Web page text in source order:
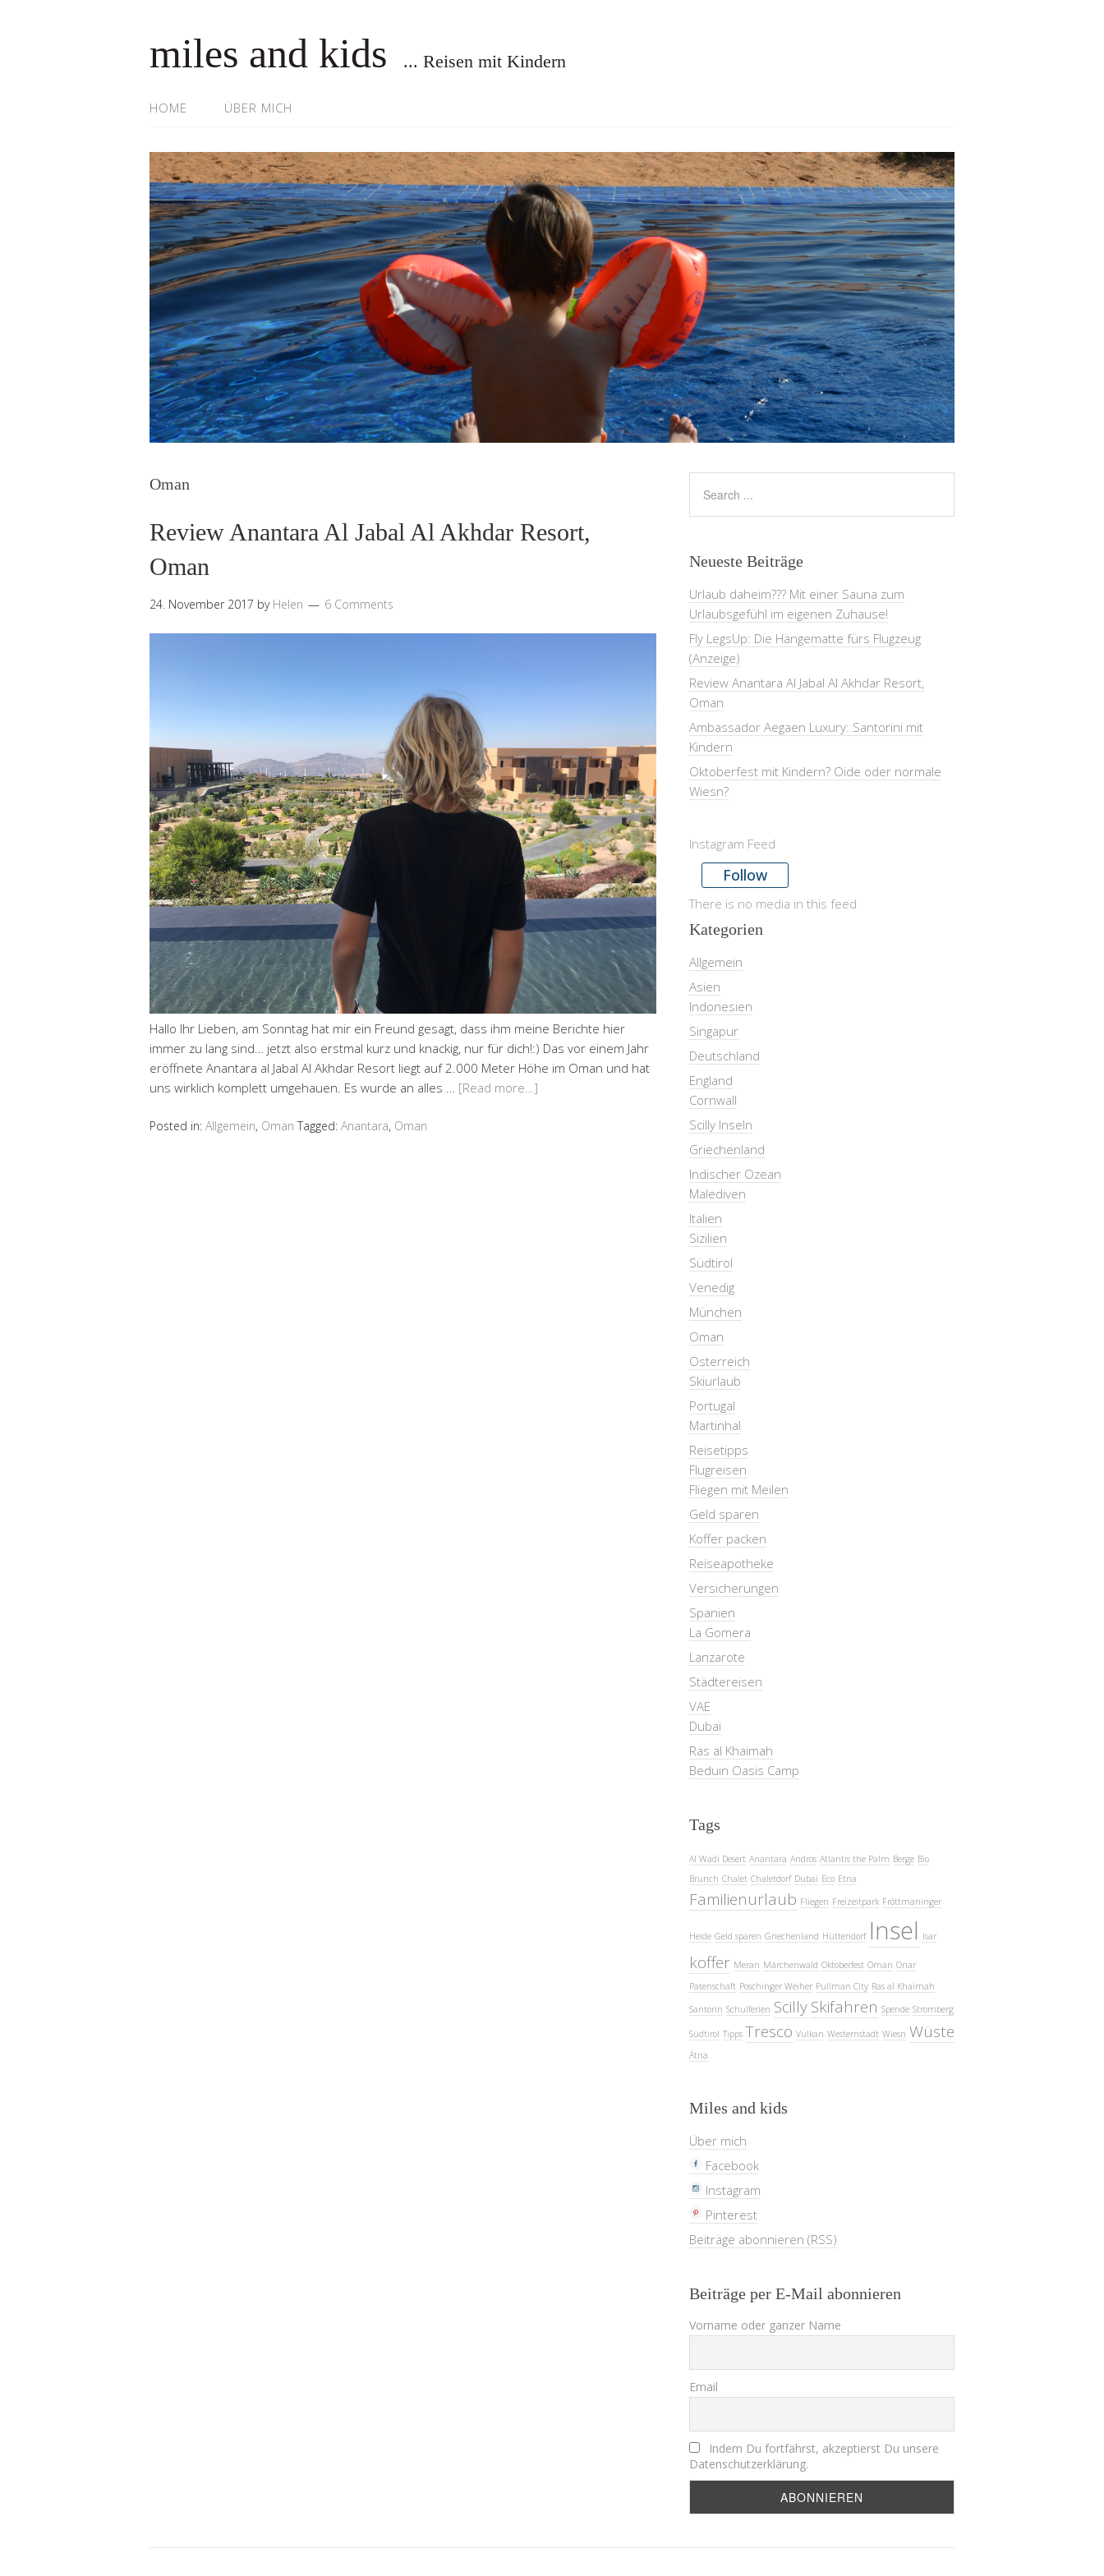
miles and kids ... Reisen mit Kindern
HOME ÜBER MICH
Oman
Review Anantara Al Jabal Al Akhdar Resort,
Oman
24. November 2017 by Helen 6 Comments
Hallo Ihr Lieben, am Sonntag hat mir ein Freund gesagt, dass ihm meine Berichte hier
immer zu lang sind… jetzt also erstmal kurz und knackig, nur für dich!:) Das vor einem Jahr
eröffnete Anantara al Jabal Al Akhdar Resort liegt auf 2.000 Meter Höhe im Oman und hat
uns wirklich komplett umgehauen. Es wurde an alles … [Read more…]
Posted in: Allgemein, Oman Tagged: Anantara, Oman
Neueste Beiträge
Urlaub daheim??? Mit einer Sauna zum
Urlaubsgefühl im eigenen Zuhause!
Fly LegsUp: Die Hängematte fürs Flugzeug
(Anzeige)
Review Anantara Al Jabal Al Akhdar Resort,
Oman
Ambassador Aegaen Luxury: Santorini mit
Kindern
Oktoberfest mit Kindern? Oide oder normale
Wiesn?
Instagram Feed
Follow
There is no media in this feed
Kategorien
Allgemein
Asien
Indonesien
Singapur
Deutschland
England
Cornwall
Scilly Inseln
Griechenland
Indischer Ozean
Malediven
Italien
Sizilien
Südtirol
Venedig
München
Oman
Österreich
Skiurlaub
Portugal
Martinhal
Reisetipps
Flugreisen
Fliegen mit Meilen
Geld sparen
Koffer packen
Reiseapotheke
Versicherungen
Spanien
La Gomera
Lanzarote
Städtereisen
VAE
Dubai
Ras al Khaimah
Beduin Oasis Camp
Tags
Al Wadi Desert Anantara Andros Atlantis the Palm Berge Bio
Brunch Chalet Chaletdorf Dubai Eco Etna
Familienurlaub Fliegen Freizeitpark Fröttmaninger
Heide Geld sparen Griechenland Hüttendorf Insel Isar
koffer Meran Märchenwald Oktoberfest Oman Onar
Patenschaft Poschinger Weiher Pullman City Ras al Khaimah
Santorin Schulferien Scilly Skifahren Spende Stromberg
Südtirol Tipps Tresco Vulkan Westernstadt Wiesn Wüste
Ätna
Miles and kids
Über mich
Facebook
Instagram
Pinterest
Beiträge abonnieren (RSS)
Beiträge per E-Mail abonnieren
Vorname oder ganzer Name
Email
Indem Du fortfährst, akzeptierst Du unsere
Datenschutzerklärung.